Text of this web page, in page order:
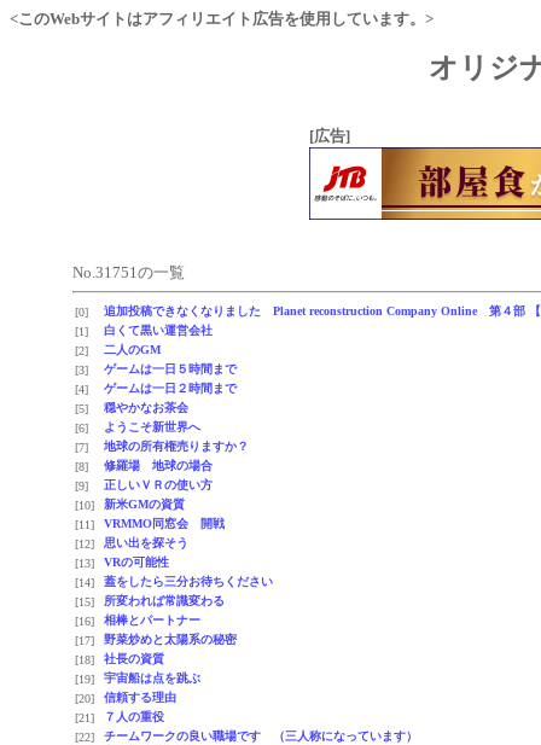
<このWebサイトはアフィリエイト広告を使用しています。>
オリジ
[広告]
No.31751の一覧
[0]
追加投稿できなくなりました Planet reconstruction Company Online 第４部
[1]
白くて黒い運営会社
[2]
二人のGM
[3]
ゲームは一日５時間まで
[4]
ゲームは一日２時間まで
[5]
穏やかなお茶会
[6]
ようこそ新世界へ
[7]
地球の所有権売りますか？
[8]
修羅場 地球の場合
[9]
正しいＶＲの使い方
[10]
新米GMの資質
[11]
VRMMO同窓会 開戦
[12]
思い出を探そう
[13]
VRの可能性
[14]
蓋をしたら三分お待ちください
[15]
所変われば常識変わる
[16]
相棒とパートナー
[17]
野菜炒めと太陽系の秘密
[18]
社長の資質
[19]
宇宙船は点を跳ぶ
[20]
信頼する理由
[21]
７人の重役
[22]
チームワークの良い職場です （三人称になっています）